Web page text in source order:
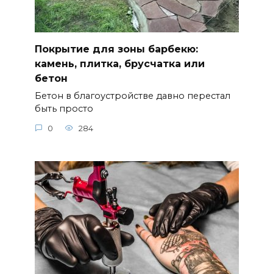
Покрытие для зоны барбекю:
камень, плитка, брусчатка или
бетон
Бетон в благоустройстве давно перестал
быть просто
0 284